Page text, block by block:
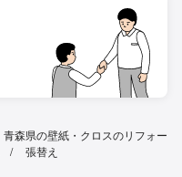
青森県の壁紙・クロスのリフォー
張替え